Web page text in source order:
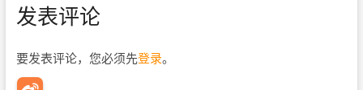
发表评论
要发表评论，您必须先登录。